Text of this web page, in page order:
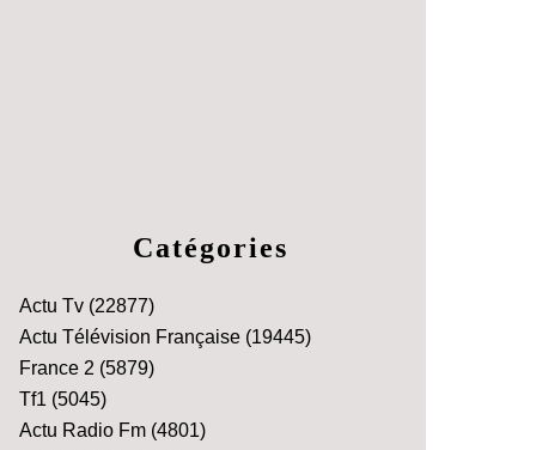
Catégories
Actu Tv (22877)
Actu Télévision Française (19445)
France 2 (5879)
Tf1 (5045)
Actu Radio Fm (4801)